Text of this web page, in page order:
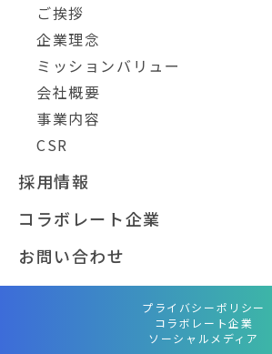
ご挨拶
企業理念
ミッションバリュー
会社概要
事業内容
CSR
採用情報
コラボレート企業
お問い合わせ
プライバシーポリシー
コラボレート企業
ソーシャルメディア